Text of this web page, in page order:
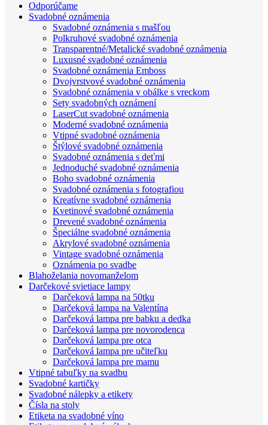
Odporúčame
Svadobné oznámenia
Svadobné oznámenia s mašľou
Polkruhové svadobné oznámenia
Transparentné/Metalické svadobné oznámenia
Luxusné svadobné oznámenia
Svadobné oznámenia Emboss
Dvojvrstvové svadobné oznámenia
Svadobné oznámenia v obálke s vreckom
Sety svadobných oznámení
LaserCut svadobné oznámenia
Moderné svadobné oznámenia
Vtipné svadobné oznámenia
Štýlové svadobné oznámenia
Svadobné oznámenia s deťmi
Jednoduché svadobné oznámenia
Boho svadobné oznámenia
Svadobné oznámenia s fotografiou
Kreatívne svadobné oznámenia
Kvetinové svadobné oznámenia
Drevené svadobné oznámenia
Špeciálne svadobné oznámenia
Akrylové svadobné oznámenia
Vintage svadobné oznámenia
Oznámenia po svadbe
Blahoželania novomanželom
Darčekové svietiace lampy
Darčeková lampa na 50tku
Darčeková lampa na Valentína
Darčeková lampa pre babku a dedka
Darčeková lampa pre novorodenca
Darčeková lampa pre otca
Darčeková lampa pre učiteľku
Darčeková lampa pre mamu
Vtipné tabuľky na svadbu
Svadobné kartičky
Svadobné nálepky a etikety
Čísla na stoly
Etiketa na svadobné víno